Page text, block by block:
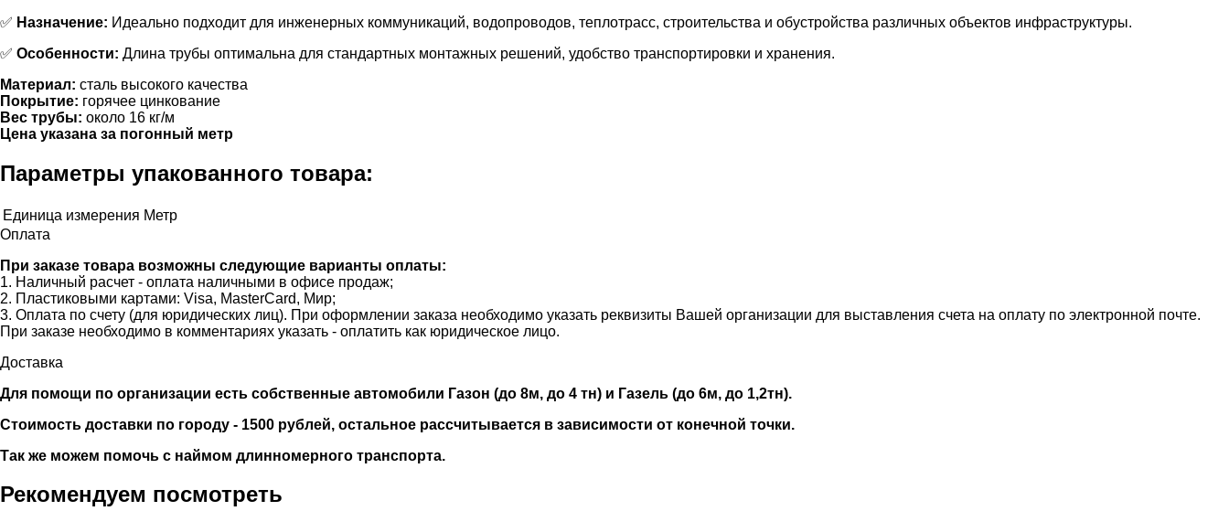
✅ Назначение: Идеально подходит для инженерных коммуникаций, водопроводов, теплотрасс, строительства и обустройства различных объектов инфраструктуры.
✅ Особенности: Длина трубы оптимальна для стандартных монтажных решений, удобство транспортировки и хранения.
Материал: сталь высокого качества
Покрытие: горячее цинкование
Вес трубы: около 16 кг/м
Цена указана за погонный метр
Параметры упакованного товара:
Единица измерения Метр
Оплата
При заказе товара возможны следующие варианты оплаты:
1. Наличный расчет - оплата наличными в офисе продаж;
2. Пластиковыми картами: Visa, MasterCard, Мир;
3. Оплата по счету (для юридических лиц). При оформлении заказа необходимо указать реквизиты Вашей организации для выставления счета на оплату по электронной почте.
При заказе необходимо в комментариях указать - оплатить как юридическое лицо.
Доставка
Для помощи по организации есть собственные автомобили Газон (до 8м, до 4 тн) и Газель (до 6м, до 1,2тн).
Стоимость доставки по городу - 1500 рублей, остальное рассчитывается в зависимости от конечной точки.
Так же можем помочь с наймом длинномерного транспорта.
Рекомендуем посмотреть